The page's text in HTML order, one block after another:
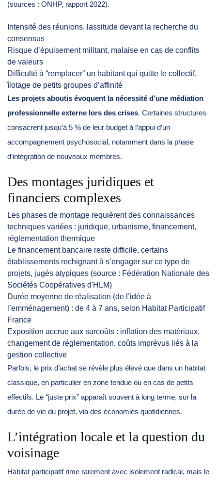
(sources : ONHP, rapport 2022).
Intensité des réunions, lassitude devant la recherche du
consensus
Risque d’épuisement militant, malaise en cas de conflits
de valeurs
Difficulté à “remplacer” un habitant qui quitte le collectif,
îlotage de petits groupes d’affinité
Les projets aboutis évoquent la nécessité d’une médiation
professionnelle externe lors des crises. Certaines structures
consacrent jusqu’à 5 % de leur budget à l’appui d’un
accompagnement psychosocial, notamment dans la phase
d’intégration de nouveaux membres.
Des montages juridiques et
financiers complexes
Les phases de montage requièrent des connaissances
techniques variées : juridique, urbanisme, financement,
réglementation thermique
Le financement bancaire reste difficile, certains
établissements rechignant à s’engager sur ce type de
projets, jugés atypiques (source : Fédération Nationale des
Sociétés Coopératives d'HLM)
Durée moyenne de réalisation (de l’idée à
l’emménagement) : de 4 à 7 ans, selon Habitat Participatif
France
Exposition accrue aux surcoûts : inflation des matériaux,
changement de réglementation, coûts imprévus liés à la
gestion collective
Parfois, le prix d’achat se révèle plus élevé que dans un habitat
classique, en particulier en zone tendue ou en cas de petits
effectifs. Le “juste prix” apparaît souvent à long terme, sur la
durée de vie du projet, via des économies quotidiennes.
L’intégration locale et la question du
voisinage
Habitat participatif rime rarement avec isolement radical, mais le